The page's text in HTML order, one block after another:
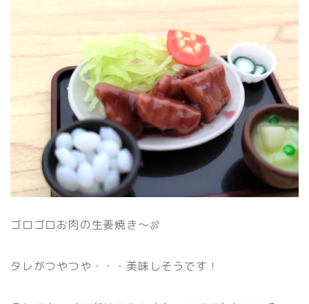
ゴロゴロお肉の生姜焼き～🍖
タレがつやつや・・・美味しそうです！